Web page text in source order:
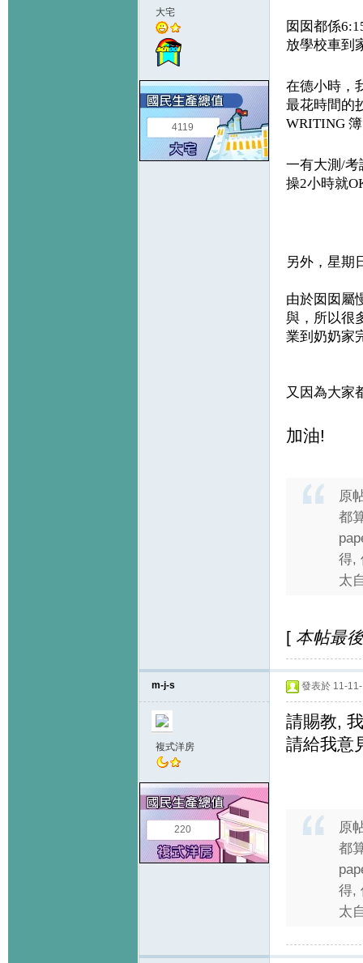
大宅
4119
囡囡都係
放學校車到
在德小時，
最花時間的
WRITING
一有大測/考
操2小時就
另外，星期
由於囡囡屬
與，所以很
業到奶奶家
又因為大家
加油!
原
都
得,
太
[ 本帖最
m-j-s
複式洋房
220
發表於 11-
請賜教,
請給我意
原
都
得,
太